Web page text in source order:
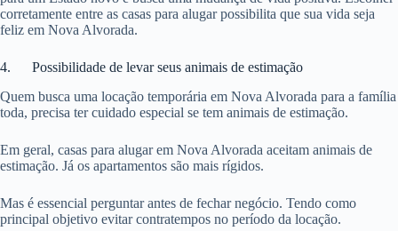
corretamente entre as casas para alugar possibilita que sua vida seja
feliz em Nova Alvorada.
4. Possibilidade de levar seus animais de estimação
Quem busca uma locação temporária em Nova Alvorada para a família
toda, precisa ter cuidado especial se tem animais de estimação.
Em geral, casas para alugar em Nova Alvorada aceitam animais de
estimação. Já os apartamentos são mais rígidos.
Mas é essencial perguntar antes de fechar negócio. Tendo como
principal objetivo evitar contratempos no período da locação.